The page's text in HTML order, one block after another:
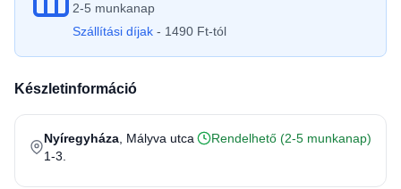
2-5 munkanap
Szállítási díjak - 1490 Ft-tól
Készletinformáció
Nyíregyháza , Mályva utca
1-3.
Rendelhető (2-5 munkanap)